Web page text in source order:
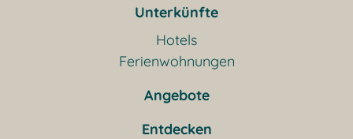
Unterkünfte
Hotels
Ferienwohnungen
Angebote
Entdecken